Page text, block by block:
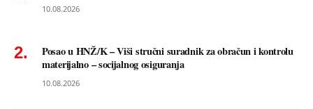
10.08.2026
Posao u HNŽ/K – Viši stručni suradnik za obračun i kontrolu
materijalno – socijalnog osiguranja
10.08.2026